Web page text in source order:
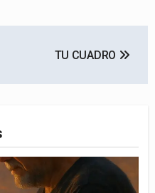
TU CUADRO